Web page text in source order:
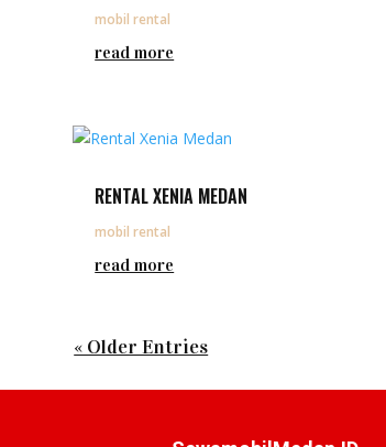
mobil rental
read more
RENTAL XENIA MEDAN
mobil rental
read more
« Older Entries